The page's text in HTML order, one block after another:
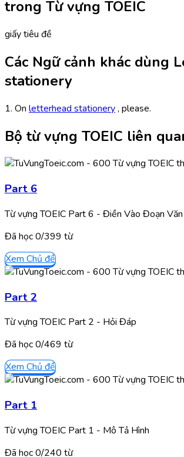
trong Từ vựng TOEIC
giấy tiêu đề
Các Ngữ cảnh khác dùng
stationery
1. On letterhead stationery, please.
Bộ từ vựng TOEIC liên
Part 6
Từ vựng TOEIC Part 6 - Điền Vào Đoạn Văn
Đã học0/399 từ
Xem Chủ đề
Part 2
Từ vựng TOEIC Part 2 - Hỏi Đáp
Đã học0/469 từ
Xem Chủ đề
Part 1
Từ vựng TOEIC Part 1 - Mô Tả Hình
Đã học0/240 từ